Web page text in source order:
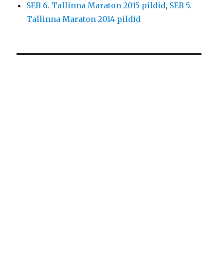
SEB 6. Tallinna Maraton 2015 pildid, SEB 5.
Tallinna Maraton 2014 pildid